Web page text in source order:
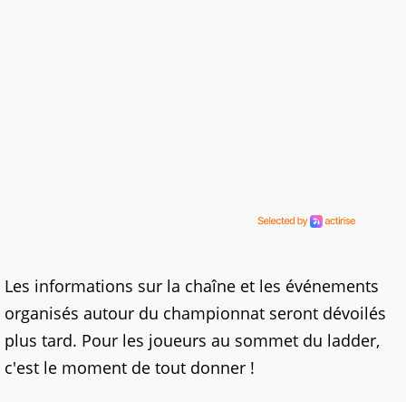
Les informations sur la chaîne et les événements
organisés autour du championnat seront dévoilés
plus tard. Pour les joueurs au sommet du ladder,
c'est le moment de tout donner !